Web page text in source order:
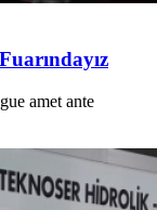
amet ante